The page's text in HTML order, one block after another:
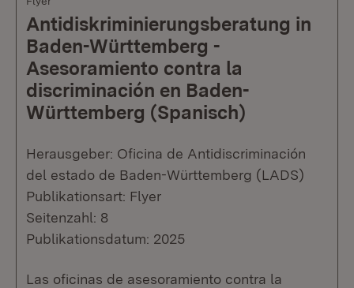
Antidiskriminierungsberatung in
Baden-Württemberg -
Asesoramiento contra la
discriminación en Baden-
Württemberg (Spanisch)
Herausgeber: Oficina de Antidiscriminación
del estado de Baden-Württemberg (LADS)
Publikationsart: Flyer
Seitenzahl: 8
Publikationsdatum: 2025
Las oficinas de asesoramiento contra la